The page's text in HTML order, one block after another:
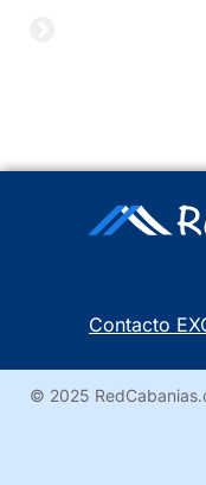
Contacto
© 2025